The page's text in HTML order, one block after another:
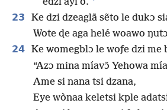
23
Ke dzi dzeaglã sẽto le dukɔ
Wote ɖe aga helé woawo
24 Ke womegblɔ le woƒe dzi me
“Azɔ mina míavɔ̃ Yehowa
Ame si nana tsi dzana,
Eye wònaa keletsi kple